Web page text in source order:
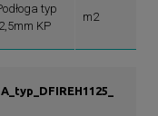
typ
KP
m2